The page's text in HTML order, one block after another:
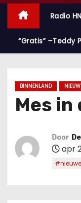
n
Radio
“Gratis” –Teddy
BINNENLAND
Mes
Door
apr
#nieuwe